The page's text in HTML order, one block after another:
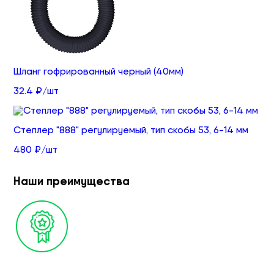
Шланг гофрированный черный (40мм)
32.4 ₽/шт
Степлер "888" регулируемый, тип скобы 53, 6-14 мм
480 ₽/шт
Наши преимущества